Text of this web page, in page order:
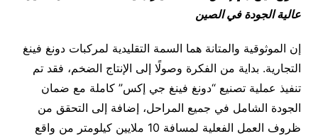
عالية الجودة في الصين
إن الموثوقية والمتانة هما السمة التقليدية لمركبات دونغ فينغ
التجارية. بداية من الفكرة وصولًا إلى الإنتاج الضخم، فقد تم
تنفيذ عملية تصنيع “دونغ فينغ جي إكس” كاملة مع ضمان
الجودة الشامل في جميع المراحل، إضافة إلى التحقق من
ظروف العمل الفعلية لمسافة 10 ملايين كيلومتر من واقع